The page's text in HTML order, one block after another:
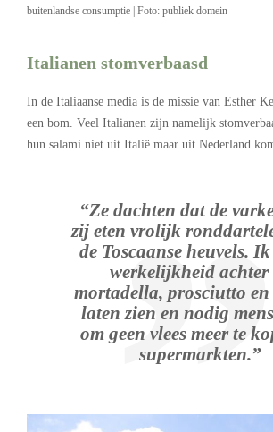
buitenlandse consumptie | Foto: publiek domein
Italianen stomverbaasd
In de Italiaanse media is de missie van Esther
een bom. Veel Italianen zijn namelijk
hun salami niet uit Italië maar uit Nederland
“Ze dachten dat de
zij eten vrolijk
de Toscaanse heuvels.
werkelijkheid achter
mortadella, prosciutto
laten zien en nodig
om geen vlees meer te
supermarkten.”